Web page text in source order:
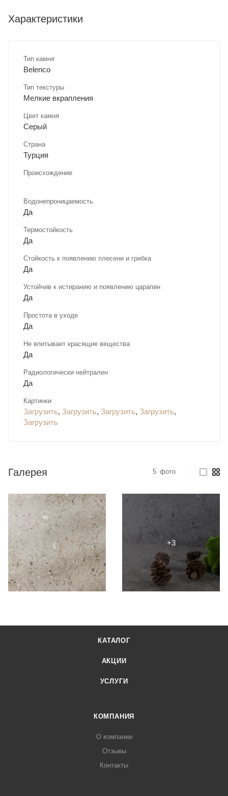
Характеристики
Тип камня
Belenco
Тип текстуры
Мелкие вкрапления
Цвет камня
Серый
Страна
Турция
Происхождение
Водонепроницаемость
Да
Термостойкость
Да
Стойкость к появлению плесени и грибка
Да
Устойчив к истиранию и появлению царапин
Да
Простота в уходе
Да
Не впитывает красящие вещества
Да
Радиологически нейтрален
Да
Картинки
Загрузить, Загрузить, Загрузить, Загрузить,
Загрузить
Галерея 5 фото
КАТАЛОГ
АКЦИИ
УСЛУГИ
КОМПАНИЯ
О компании
Отзывы
Контакты